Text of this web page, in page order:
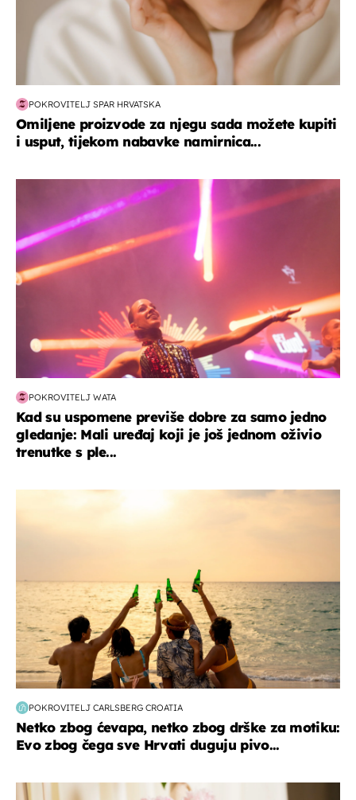
POKROVITELJ SPAR HRVATSKA
Omiljene proizvode za njegu sada možete kupiti
i usput, tijekom nabavke namirnica...
POKROVITELJ WATA
Kad su uspomene previše dobre za samo jedno
gledanje: Mali uređaj koji je još jednom oživio
trenutke s ple...
POKROVITELJ CARLSBERG CROATIA
Netko zbog ćevapa, netko zbog drške za motiku:
Evo zbog čega sve Hrvati duguju pivo...
moda & ljepota